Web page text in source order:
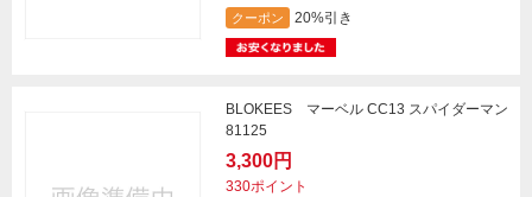
クーポン 20%引き
BLOKEES マーベル CC13 スパイダーマン
81125
3,300円
330ポイント